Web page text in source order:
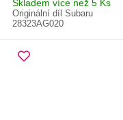
Skladem více než 5 Ks
Originální díl Subaru
28323AG020